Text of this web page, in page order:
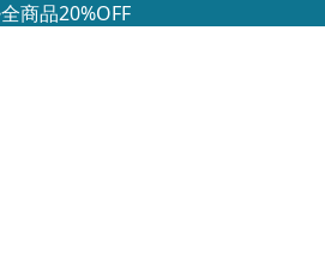
全商品20%OFF